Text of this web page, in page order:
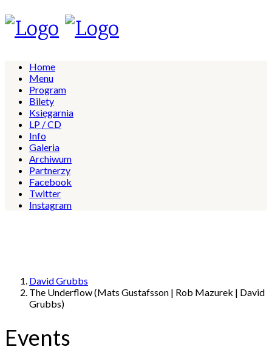
Home
Menu
Program
Bilety
Księgarnia
LP / CD
Info
Galeria
Archiwum
Partnerzy
Facebook
Twitter
Instagram
David Grubbs
The Underflow (Mats Gustafsson | Rob Mazurek | David
Grubbs)
Events